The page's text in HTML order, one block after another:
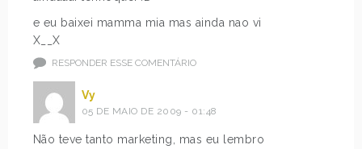
e eu baixei mamma mia mas ainda nao vi
X__X
RESPONDER ESSE COMENTÁRIO
Vy
05 DE MAIO DE 2009 - 01:48
Não teve tanto marketing, mas eu lembro